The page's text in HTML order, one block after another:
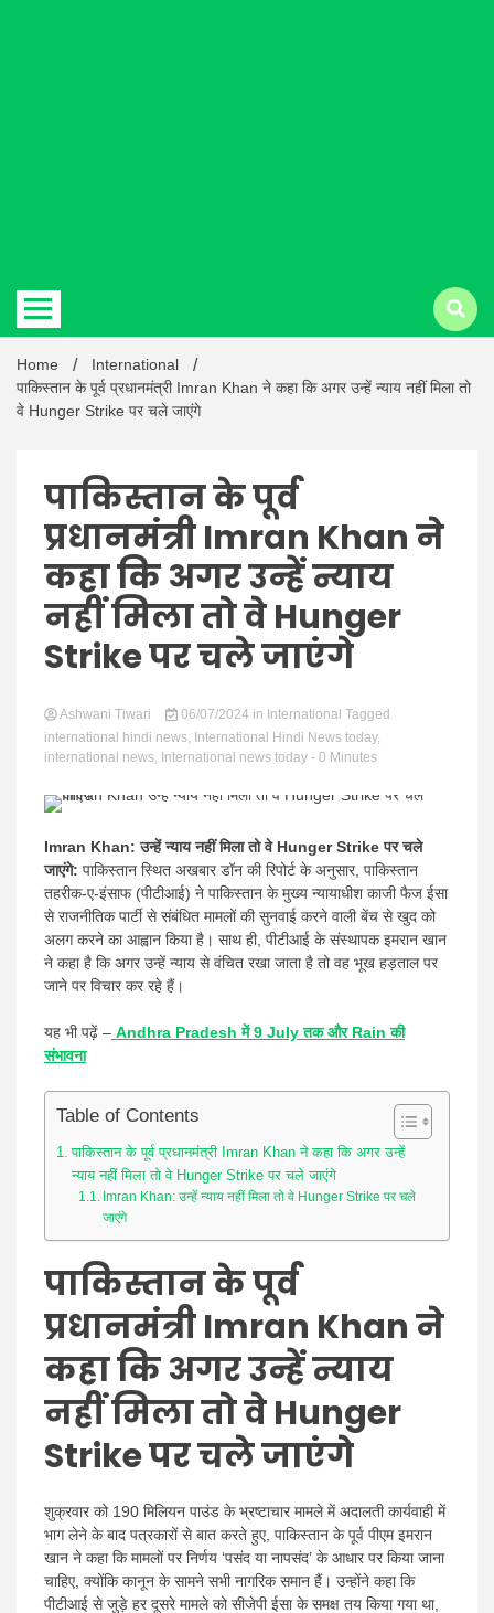
Latest
Hindi
News
Home
International
पाकिस्तान के पूर्व प्रधानमंत्री Imran Khan ने कहा कि अगर उन्हें न्याय नहीं मिला तो
वे Hunger Strike पर चले जाएंगे
पाकिस्तान के पूर्व
प्रधानमंत्री Imran Khan ने
कहा कि अगर उन्हें न्याय
नहीं मिला तो वे Hunger
Strike पर चले जाएंगे
Ashwani Tiwari 06/07/2024 in International Tagged
international hindi news, International Hindi News today,
international news, International news today - 0 Minutes
Imran Khan: उन्हें न्याय नहीं मिला तो वे Hunger Strike पर चले
जाएंगे: पाकिस्तान स्थित अखबार डॉन की रिपोर्ट के अनुसार, पाकिस्तान
तहरीक-ए-इंसाफ (पीटीआई) ने पाकिस्तान के मुख्य न्यायाधीश काजी फैज ईसा
से राजनीतिक पार्टी से संबंधित मामलों की सुनवाई करने वाली बेंच से खुद को
अलग करने का आह्वान किया है। साथ ही, पीटीआई के संस्थापक इमरान खान
ने कहा है कि अगर उन्हें न्याय से वंचित रखा जाता है तो वह भूख हड़ताल पर
जाने पर विचार कर रहे हैं।
यह भी पढ़ें – Andhra Pradesh में 9 July तक और Rain की
संभावना
Table of Contents
पाकिस्तान के पूर्व प्रधानमंत्री Imran Khan ने कहा कि अगर उन्हें
न्याय नहीं मिला तो वे Hunger Strike पर चले जाएंगे
Imran Khan: उन्हें न्याय नहीं मिला तो वे Hunger Strike पर चले
जाएंगे
पाकिस्तान के पूर्व
प्रधानमंत्री Imran Khan ने
कहा कि अगर उन्हें न्याय
नहीं मिला तो वे Hunger
Strike पर चले जाएंगे
शुक्रवार को 190 मिलियन पाउंड के भ्रष्टाचार मामले में अदालती कार्यवाही में
भाग लेने के बाद पत्रकारों से बात करते हुए, पाकिस्तान के पूर्व पीएम इमरान
खान ने कहा कि मामलों पर निर्णय ‘पसंद या नापसंद’ के आधार पर किया जाना
चाहिए, क्योंकि कानून के सामने सभी नागरिक समान हैं। उन्होंने कहा कि
पीटीआई से जुड़े हर दूसरे मामले को सीजेपी ईसा के समक्ष तय किया गया था,